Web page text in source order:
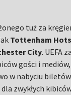
tuż za
Tottenham
City. UEFA
gości i
w nabyciu
zwykłych